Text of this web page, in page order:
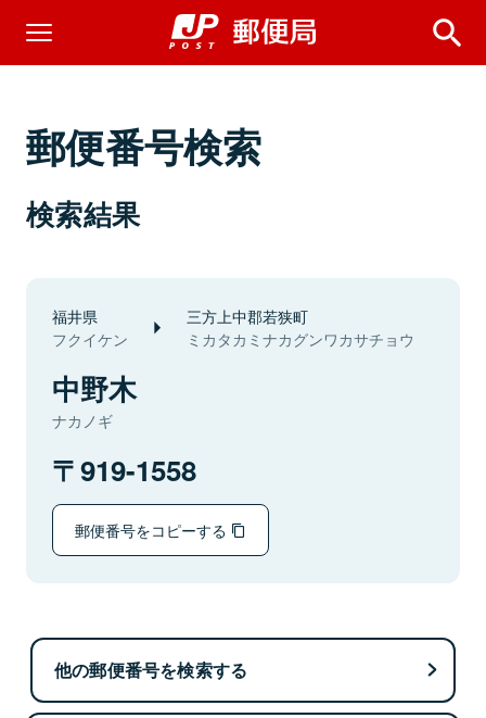
郵便番号検索
検索結果
福井県
フクイケン
三方上中郡若狭町
ミカタカミナカグンワカサチョウ
中野木
ナカノギ
919-1558
郵便番号をコピーする
他の郵便番号を検索する